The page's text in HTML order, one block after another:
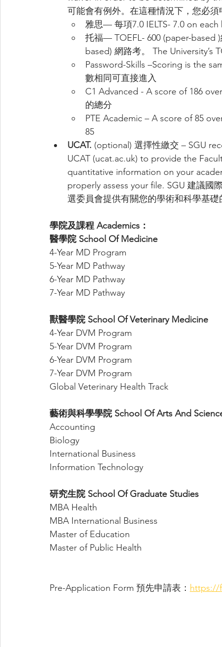
可能會有例外。在這種情況下，您必
雅思— 每項7.0 IELTS- 7.0 on each
托福— TOEFL- 600 (paper-based
based) 網路考。 The University’s
Password-Skills –Scoring is the
數相同可直接進入
C1 Advanced - A score of 186
的總分
PTE Academic – A score of 85
85
UCAT. (optional) 選擇性繳交 – SGU
UCAT (ucat.ac.uk) to provide the
quantitative information on your
properly assess your file. SGU 建議國
選委員會提供有關您的學術和科學基
學院及課程 Academics：
醫學院 School Of Medicine
4-Year MD Program
5-Year MD Pathway
6-Year MD Pathway
7-Year MD Pathway
獸醫學院 School Of Veterinary Medicine
4-Year DVM Program
5-Year DVM Program
6-Year DVM Program
7-Year DVM Program
Global Veterinary Health Track
藝術與科學學院 School Of Arts And
Accounting
Biology
International Business
Information Technology
研究生院 School Of Graduate Studies
MBA Health
MBA International Business
Master of Education
Master of Public Health
Pre-Application Form 預先申請表： https://